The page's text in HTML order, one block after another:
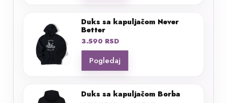
Duks sa kapuljačom Never
Better
3.590 RSD
Pogledaj
Duks sa kapuljačom Borba